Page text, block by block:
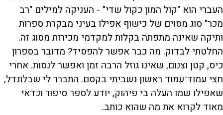
העברי הוא "קול המון כקול שדי" - העניקה למילים "רב
מכר" סוג מסוים של כישוף אפילו בעיני מבקרת ספרות
ותיקה שאינה מתפתה בקלות למקדמי מכירות מסוג זה.
החלטתי לבדוק. מה כבר אפשר להפסיד? מדובר בספרון
כיס, קטן וצנום, שאינו גוזל הרבה זמן ואפשר לנסות. אחרי
חצי עמוד־עמוד ראשון נשביתי בקסם. התברר לי שבלונדל,
שאפילו שמו העלה בי פיהוק, יודע לספר סיפור וכדאי
מאוד לקרוא את מה שהוא כותב.